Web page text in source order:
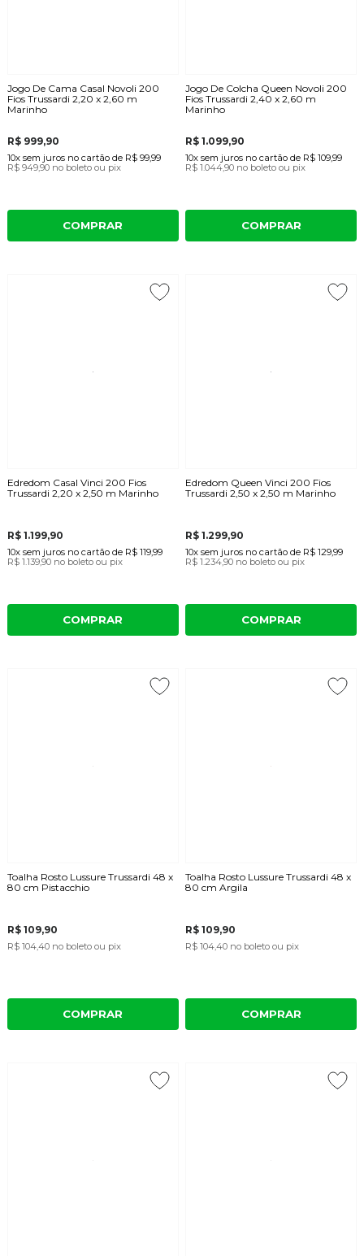
Jogo De Cama Casal Novoli 200
Fios Trussardi 2,20 x 2,60 m
Marinho
R$ 999,90
10x sem juros no cartãode R$ 99,99
R$ 949,90 no boleto ou pix
COMPRAR
Jogo De Colcha Queen Novoli 200
Fios Trussardi 2,40 x 2,60 m
Marinho
R$ 1.099,90
10x sem juros no cartão de R$ 109,99
R$ 1.044,90 no boleto ou pix
COMPRAR
Edredom Casal Vinci 200 Fios
Trussardi 2,20 x 2,50 m Marinho
R$ 1.199,90
10x sem juros no cartãode R$ 119,99
R$ 1.139,90 no boleto ou pix
COMPRAR
Edredom Queen Vinci 200 Fios
Trussardi 2,50 x 2,50 m Marinho
R$ 1.299,90
10x sem juros no cartão de R$ 129,99
R$ 1.234,90 no boleto ou pix
COMPRAR
Toalha Rosto Lussure Trussardi 48 x
80 cm Pistacchio
R$ 109,90
R$ 104,40 no boleto ou pix
COMPRAR
Toalha Rosto Lussure Trussardi 48 x
80 cm Argila
R$ 109,90
R$ 104,40 no boleto ou pix
COMPRAR